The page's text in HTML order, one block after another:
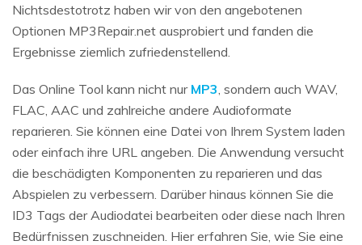
Nichtsdestotrotz haben wir von den angebotenen
Optionen MP3Repair.net ausprobiert und fanden die
Ergebnisse ziemlich zufriedenstellend.
Das Online Tool kann nicht nur MP3 , sondern auch WAV,
FLAC, AAC und zahlreiche andere Audioformate
reparieren. Sie können eine Datei von Ihrem System laden
oder einfach ihre URL angeben. Die Anwendung versucht
die beschädigten Komponenten zu reparieren und das
Abspielen zu verbessern. Darüber hinaus können Sie die
ID3 Tags der Audiodatei bearbeiten oder diese nach Ihren
Bedürfnissen zuschneiden. Hier erfahren Sie, wie Sie eine